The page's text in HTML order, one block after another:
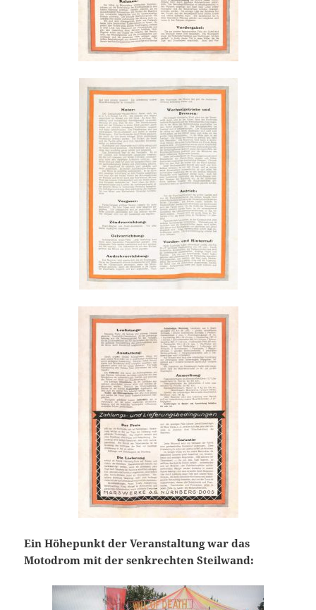
Ein Höhepunkt der Veranstaltung war das
Motodrom mit der senkrechten Steilwand: